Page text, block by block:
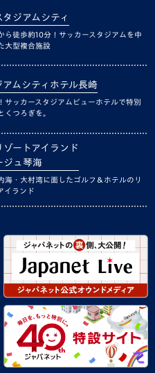
タジアムシティ
ら徒歩約10分！サッカースタジアムを中
大型複合施設
アムシティホテル長崎
サッカースタジアムビューホテルで特別
くつろぎを。
ゾートアイランド
ジュ琴海
海・大村湾に面したゴルフ＆ホテルのリ
イランド